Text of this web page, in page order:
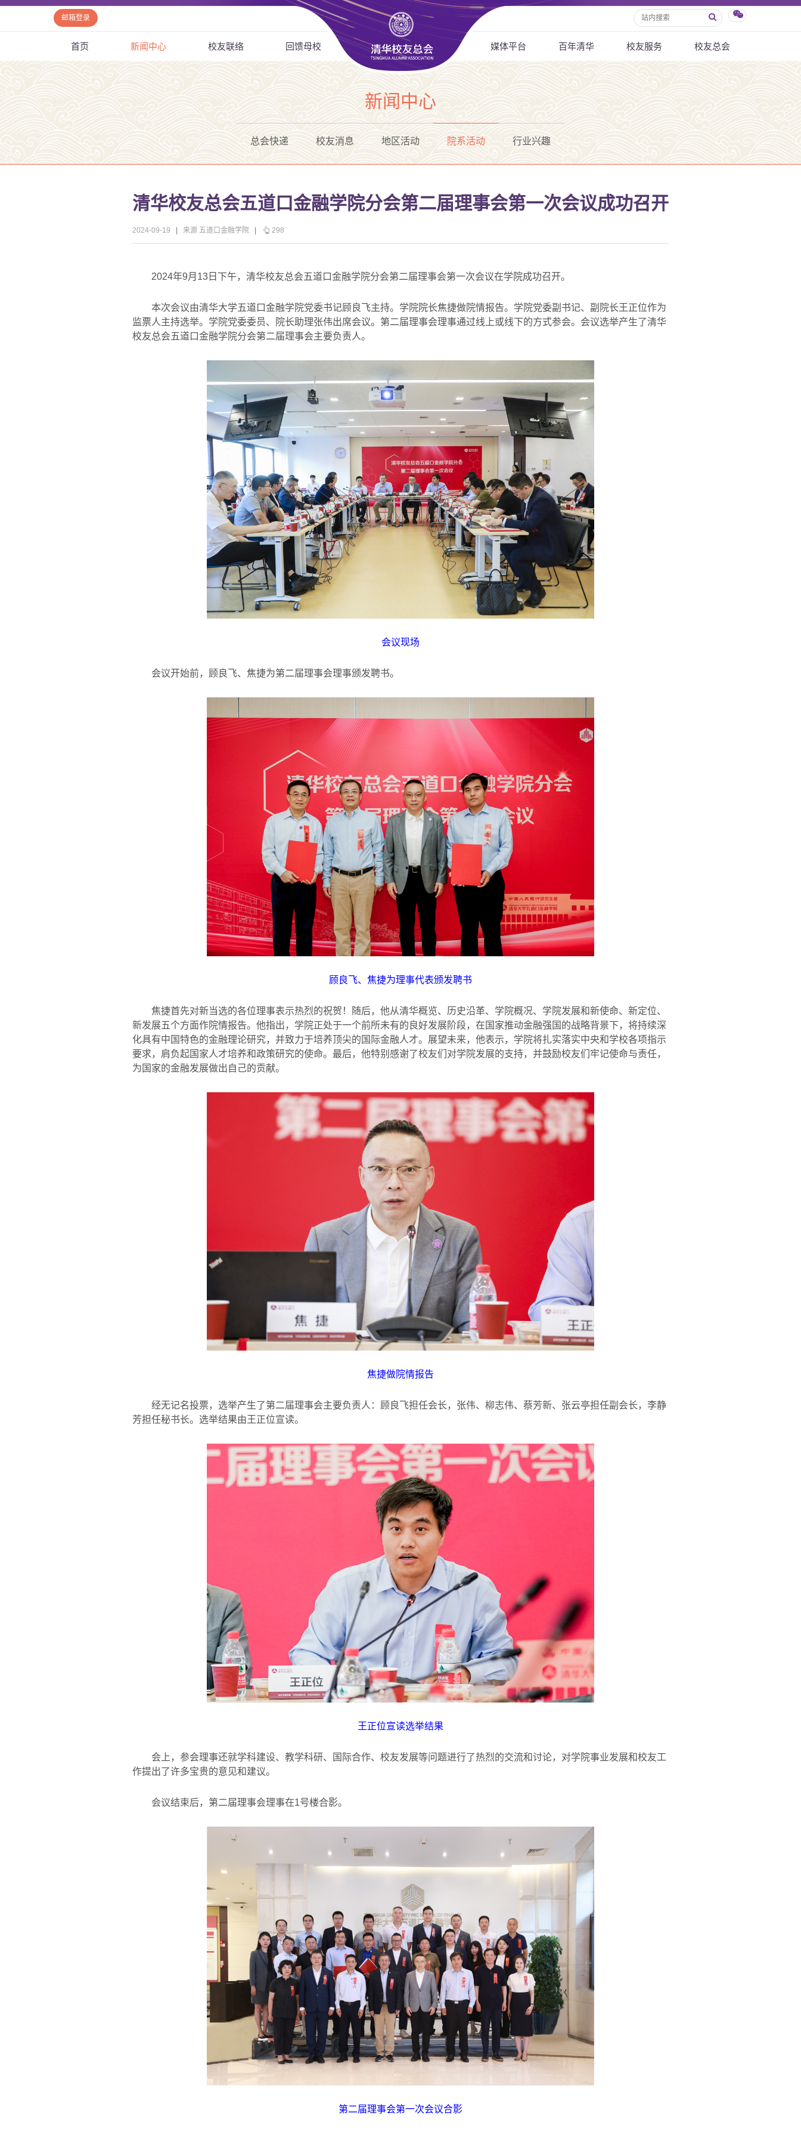
邮箱登录
首页 新闻中心 校友联络 回馈母校 媒体平台 百年清华 校友服务 校友总会
新闻中心
总会快递 校友消息 地区活动 院系活动 行业兴趣
清华校友总会五道口金融学院分会第二届理事会第一次会议成功召开
2024-09-19 来源 五道口金融学院 298
2024年9月 13 日下午，清华校友总会五道口金融学院分会第二届理事会第一次会议在学院成功召开。
本次会议由清华大学五道口金融学院党委书记顾良飞主持。学院院长焦捷做院情报告。学院党委副书记、副院长王正位作为
监票人主持选举。学院党委委员、院长助理张伟出席会议。第二届理事会理事通过线上或线下的方式参会。会议选举产生了清华
校友总会五道口金融学院分会第二届理事会主要负责人。
会议现场
会议开始前，顾良飞、焦捷为第二届理事会理事颁发聘书。
顾良飞、焦捷为理事代表颁发聘书
焦捷首先对新当选的各位理事表示热烈的祝贺！随后，他从清华概览、历史沿革、学院概况、学院发展和新使命、新定位、
新发展五个方面作院情报告。他指出，学院正处于一个前所未有的良好发展阶段，在国家推动金融强国的战略背景下，将持续深
化具有中国特色的金融理论研究，并致力于培养顶尖的国际金融人才。展望未来，他表示，学院将扎实落实中央和学校各项指示
要求，肩负起国家人才培养和政策研究的使命。最后，他特别感谢了校友们对学院发展的支持，并鼓励校友们牢记使命与责任，
为国家的金融发展做出自己的贡献。
焦捷做院情报告
经无记名投票，选举产生了第二届理事会主要负责人：顾良飞担任会长，张伟、柳志伟、蔡芳新、张云亭担任副会长，李静
芳担任秘书长。选举结果由王正位宣读。
王正位宣读选举结果
会上，参会理事还就学科建设、教学科研、国际合作、校友发展等问题进行了热烈的交流和讨论，对学院事业发展和校友工
作提出了许多宝贵的意见和建议。
会议结束后，第二届理事会理事在1号楼合影。
第二届理事会第一次会议合影